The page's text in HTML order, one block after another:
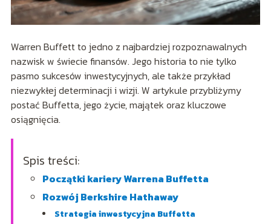
Warren Buffett to jedno z najbardziej rozpoznawalnych
nazwisk w świecie finansów. Jego historia to nie tylko
pasmo sukcesów inwestycyjnych, ale także przykład
niezwykłej determinacji i wizji. W artykule przybliżymy
postać Buffetta, jego życie, majątek oraz kluczowe
osiągnięcia.
Spis treści:
Początki kariery Warrena Buffetta
Rozwój Berkshire Hathaway
Strategia inwestycyjna Buffetta